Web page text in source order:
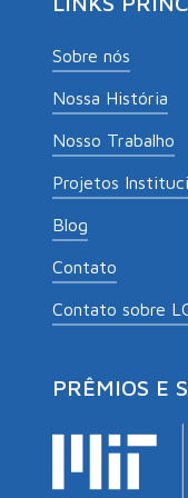
Sobre nós
Nossa História
Nosso Trabalho
Projetos
Blog
Contato
Contato sobre
PRÊMIOS E